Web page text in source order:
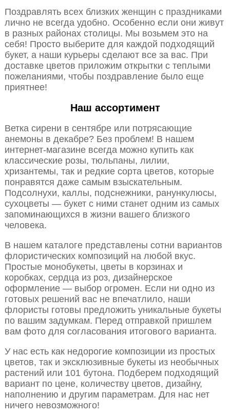
Поздравлять всех близких женщин с праздниками
лично не всегда удобно. Особенно если они живут
в разных районах столицы. Мы возьмем это на
себя! Просто выберите для каждой подходящий
букет, а наши курьеры сделают все за вас. При
доставке цветов приложим открытки с теплыми
пожеланиями, чтобы поздравление было еще
приятнее!
Наш ассортимент
Ветка сирени в сентябре или потрясающие
анемоны в декабре? Без проблем! В нашем
интернет-магазине всегда можно купить как
классические розы, тюльпаны, лилии,
хризантемы, так и редкие сорта цветов, которые
понравятся даже самым взыскательным.
Подсолнухи, каллы, подснежники, ранункулюсы,
сухоцветы — букет с ними станет одним из самых
запоминающихся в жизни вашего близкого
человека.
В нашем каталоге представлены сотни вариантов
флористических композиций на любой вкус.
Простые монобукеты, цветы в корзинах и
коробках, сердца из роз, дизайнерское
оформление — выбор огромен. Если ни одно из
готовых решений вас не впечатлило, наши
флористы готовы предложить уникальные букеты
по вашим задумкам. Перед отправкой пришлем
вам фото для согласования итогового варианта.
У нас есть как недорогие композиции из простых
цветов, так и эксклюзивные букеты из необычных
растений или 101 бутона. Подберем подходящий
вариант по цене, количеству цветов, дизайну,
наполнению и другим параметрам. Для нас нет
ничего невозможного!